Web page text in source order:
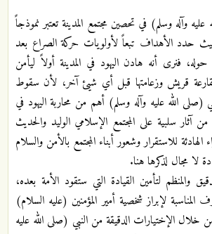
وآله وسلم) في تحصين مجتمع المدينة تعتبر نموذجاً
حدد الأهداف تبعاً لأولويات حركة الصراع بعد
فنرى أنه هادن اليهود في المدينة أولاً ليأمن
قريش وزعامتها قبل أي شيئ آخر، لأن سقوط
الله عليه وآله وسلم) أهم من محاربة اليهود في
آثار سلبية على المجتمع الإسلامي الوليد والحديث
الهادئة للاستقرار وشعور أبناء المجتمع بالأمن والسلام
لا مجال لذكرها هنا.
والمنظم لتأمين القيادة التي ستقود الأمة بعده،
لإبراز شخصية أمير المؤمنين (عليه السلام)
خلال الإختيارات الدقيقة من النبي (صلى الله عليه